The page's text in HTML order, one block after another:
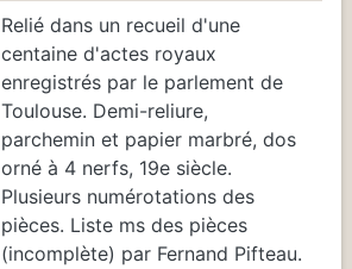
Relié dans un recueil d'une
centaine d'actes royaux
enregistrés par le parlement de
Toulouse. Demi-reliure,
parchemin et papier marbré, dos
orné à 4 nerfs, 19e siècle.
Plusieurs numérotations des
pièces. Liste ms des pièces
(incomplète) par Fernand Pifteau.